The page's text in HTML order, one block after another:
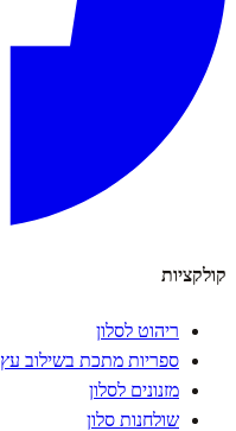
קולקציות
ריהוט לסלון
ספריות מתכת בשילוב עץ
מזנונים לסלון
שולחנות סלון